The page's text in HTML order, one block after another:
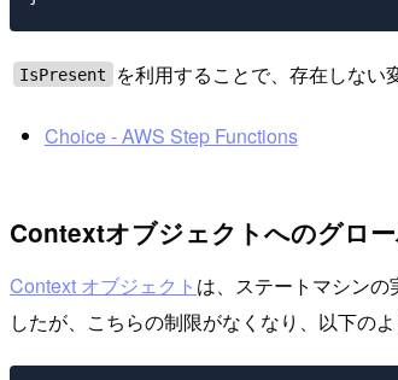
IsPresent を利用することで、存在しない
Choice - AWS Step Functions
Contextオブジェクトへのグロ
Context オブジェクト は、ステートマシン
したが、こちらの制限がなくなり、以下の